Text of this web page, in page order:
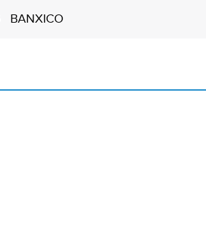
BANXICO